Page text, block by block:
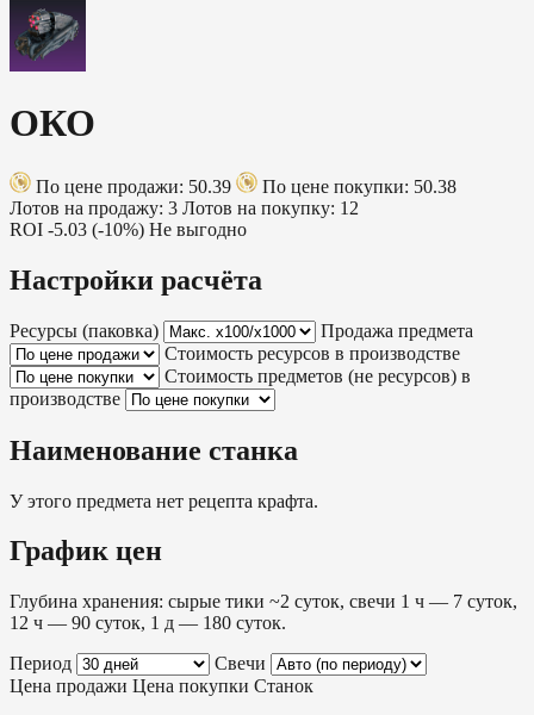
ОКО
По цене продажи: 50.39
По цене покупки: 50.38
Лотов на продажу: 3 Лотов на покупку: 12
ROI -5.03 (-10%) Не выгодно
Настройки расчёта
Ресурсы (паковка)
Продажа предмета
Стоимость ресурсов в производстве
Стоимость предметов (не ресурсов) в
производстве
Наименование станка
У этого предмета нет рецепта крафта.
График цен
Глубина хранения: сырые тики ~2 суток, свечи 1 ч — 7 суток,
12 ч — 90 суток, 1 д — 180 суток.
Период
Свечи
Цена продажи Цена покупки Станок